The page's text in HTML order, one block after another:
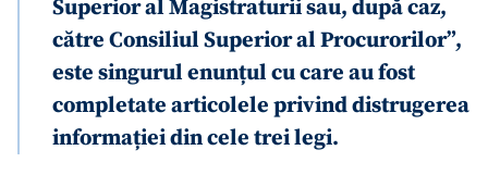
Superior al Magistraturii sau, după caz,
către Consiliul Superior al Procurorilor”,
este singurul enunțul cu care au fost
completate articolele privind distrugerea
informației din cele trei legi.